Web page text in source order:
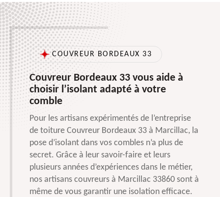
COUVREUR BORDEAUX 33
Couvreur Bordeaux 33 vous aide à
choisir l’isolant adapté à votre
comble
Pour les artisans expérimentés de l’entreprise
de toiture Couvreur Bordeaux 33 à Marcillac, la
pose d’isolant dans vos combles n’a plus de
secret. Grâce à leur savoir-faire et leurs
plusieurs années d’expériences dans le métier,
nos artisans couvreurs à Marcillac 33860 sont à
même de vous garantir une isolation efficace.